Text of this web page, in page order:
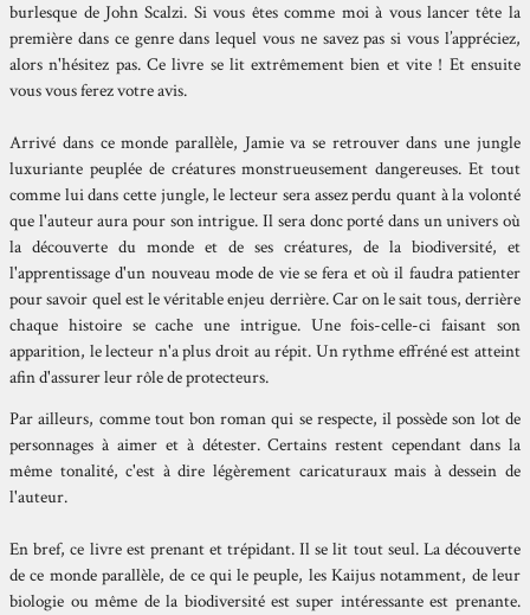
burlesque de John Scalzi. Si vous êtes comme moi à vous lancer tête la
première dans ce genre dans lequel vous ne savez pas si vous l’appréciez,
alors n'hésitez pas. Ce livre se lit extrêmement bien et vite ! Et ensuite
vous vous ferez votre avis.
Arrivé dans ce monde parallèle, Jamie va se retrouver dans une jungle
luxuriante peuplée de créatures monstrueusement dangereuses. Et tout
comme lui dans cette jungle, le lecteur sera assez perdu quant à la volonté
que l'auteur aura pour son intrigue. Il sera donc porté dans un univers où
la découverte du monde et de ses créatures, de la biodiversité, et
l'apprentissage d'un nouveau mode de vie se fera et où il faudra patienter
pour savoir quel est le véritable enjeu derrière. Car on le sait tous, derrière
chaque histoire se cache une intrigue. Une fois-celle-ci faisant son
apparition, le lecteur n'a plus droit au répit. Un rythme effréné est atteint
afin d'assurer leur rôle de protecteurs.
Par ailleurs, comme tout bon roman qui se respecte, il possède son lot de
personnages à aimer et à détester. Certains restent cependant dans la
même tonalité, c'est à dire légèrement caricaturaux mais à dessein de
l'auteur.
En bref, ce livre est prenant et trépidant. Il se lit tout seul. La découverte
de ce monde parallèle, de ce qui le peuple, les Kaijus notamment, de leur
biologie ou même de la biodiversité est super intéressante est prenante.